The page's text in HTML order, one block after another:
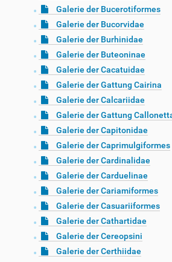
Galerie der Bucerotiformes
Galerie der Bucorvidae
Galerie der Burhinidae
Galerie der Buteoninae
Galerie der Cacatuidae
Galerie der Gattung Cairina
Galerie der Calcariidae
Galerie der Gattung
Galerie der Capitonidae
Galerie der Caprimulgiformes
Galerie der Cardinalidae
Galerie der Carduelinae
Galerie der Cariamiformes
Galerie der Casuariiformes
Galerie der Cathartidae
Galerie der Cereopsini
Galerie der Certhiidae